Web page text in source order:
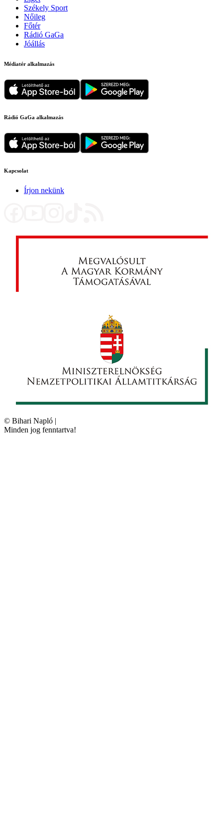
Székely Sport
Nőileg
Főtér
Rádió GaGa
Jóállás
Médiatér alkalmazás
Rádió GaGa alkalmazás
Kapcsolat
Írjon nekünk
© Bihari Napló |
Minden jog fenntartva!